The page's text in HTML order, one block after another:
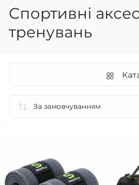
Спортивні
тренувань